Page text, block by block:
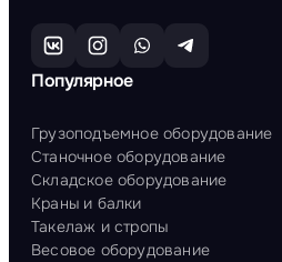
Популярное
Грузоподъемное оборудование
Станочное оборудование
Складское оборудование
Краны и балки
Такелаж и стропы
Весовое оборудование